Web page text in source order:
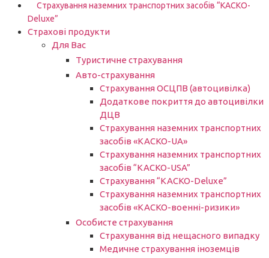
Страхування наземних транспортних засобів “КАСКО-
Deluxe”
Страхові продукти
Для Вас
Туристичне страхування
Авто-страхування
Страхування ОСЦПВ (автоцивілка)
Додаткове покриття до автоцивілки
ДЦВ
Страхування наземних транспортних
засобів «КАСКО-UA»
Страхування наземних транспортних
засобів “КАСКО-USA”
Страхування “КАСКО-Deluxe”
Страхування наземних транспортних
засобів «КАСКО-военні-ризики»
Особисте страхування
Страхування від нещасного випадку
Медичне страхування іноземців